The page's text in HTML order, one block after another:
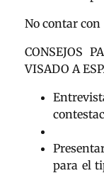
No contar
CONSEJOS
VISADO A
para el